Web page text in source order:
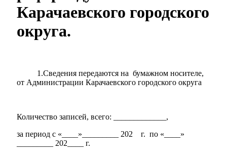
Карачаевского городского
округа.
1.Сведения передаются на бумажном носителе,
от Администрации Карачаевского городского округа
Количество записей, всего: _____________,
за период с «____»_________ 202 г. по «____»
_________ 202____ г.